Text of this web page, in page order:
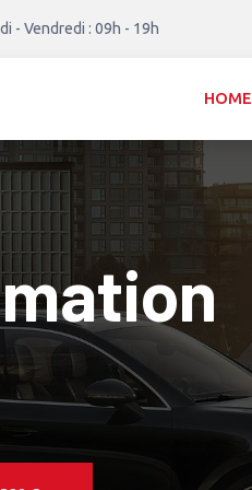
- Vendredi : 09h - 19h
HOME
1